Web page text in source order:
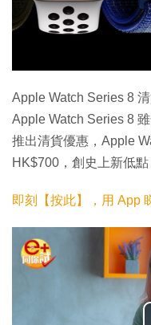
Apple Watch Series 8
Apple Watch Series 8
推出清貨優惠，Apple
HK$700，創史上新低點
即刻【按此】，用 App